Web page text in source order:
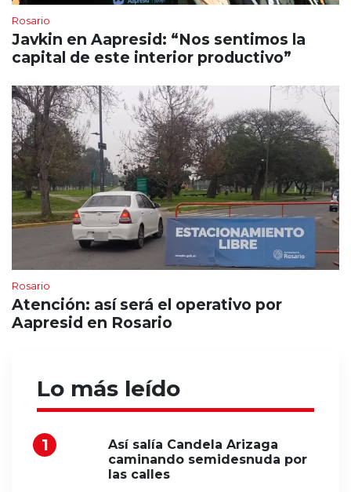
Rosario
Javkin en Aapresid: “Nos sentimos la
capital de este interior productivo”
Rosario
Atención: así será el operativo por
Aapresid en Rosario
Lo más leído
Así salía Candela Arizaga
caminando semidesnuda por
las calles